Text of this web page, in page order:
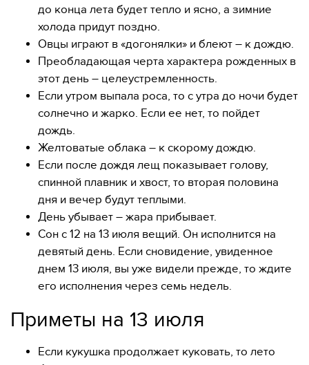
до конца лета будет тепло и ясно, а зимние
холода придут поздно.
Овцы играют в «догонялки» и блеют – к дождю.
Преобладающая черта характера рожденных в
этот день – целеустремленность.
Если утром выпала роса, то с утра до ночи будет
солнечно и жарко. Если ее нет, то пойдет
дождь.
Желтоватые облака – к скорому дождю.
Если после дождя лещ показывает голову,
спинной плавник и хвост, то вторая половина
дня и вечер будут теплыми.
День убывает – жара прибывает.
Сон с 12 на 13 июля вещий. Он исполнится на
девятый день. Если сновидение, увиденное
днем 13 июля, вы уже видели прежде, то ждите
его исполнения через семь недель.
Приметы на 13 июля
Если кукушка продолжает куковать, то лето